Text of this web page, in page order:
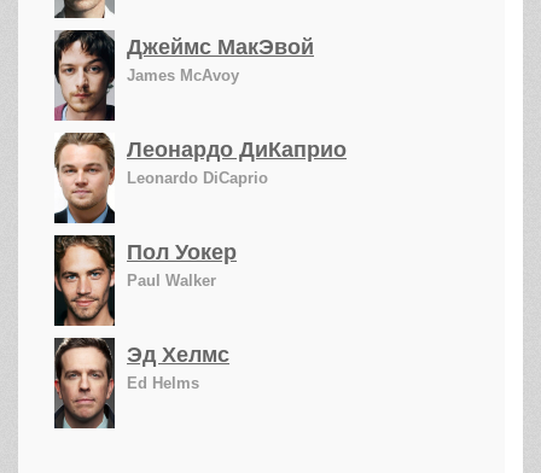
Джеймс МакЭвой
James McAvoy
Леонардо ДиКаприо
Leonardo DiCaprio
Пол Уокер
Paul Walker
Эд Хелмс
Ed Helms